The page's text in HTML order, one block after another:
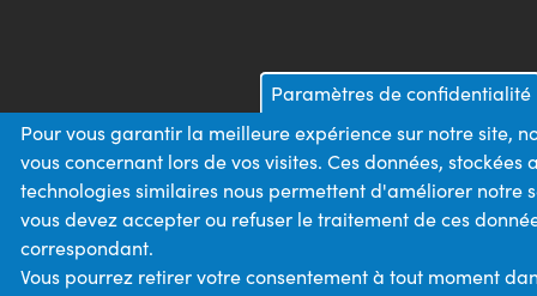
Paramètres de confidentialité
Pour vous garantir la meilleure expérience sur notre site,
vous concernant lors de vos visites. Ces données, stockées
technologies similaires nous permettent d'améliorer notre
vous devez accepter ou refuser le traitement de ces
correspondant.
Vous pourrez retirer votre consentement à tout moment